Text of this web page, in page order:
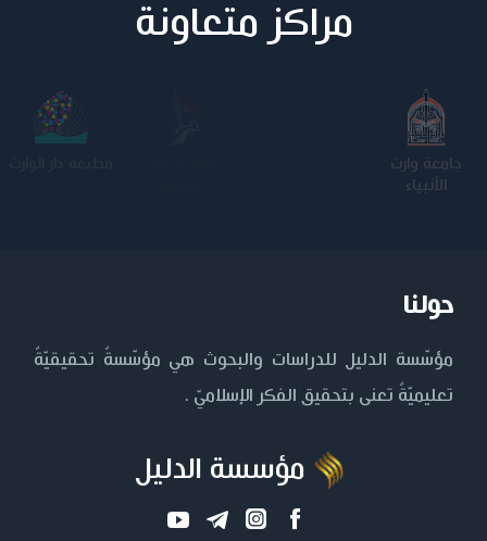
مراكز متعاونة
جامعة وارث
الأنبياء
حولنا
مؤسّسة الدليل للدراسات والبحوث هي مؤسّسةٌ تحقيقيّةٌ
تعليميّةٌ تعنى بتحقيق الفكر الإسلاميّ .
مؤسسة الدليل